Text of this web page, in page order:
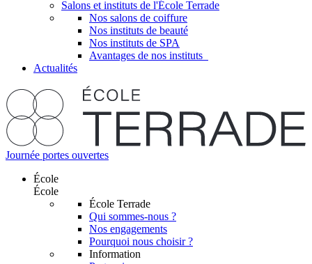
Salons et instituts de l'École Terrade
Nos salons de coiffure
Nos instituts de beauté
Nos instituts de SPA
Avantages de nos instituts
Actualités
Journée portes ouvertes
École
École
École Terrade
Qui sommes-nous ?
Nos engagements
Pourquoi nous choisir ?
Information